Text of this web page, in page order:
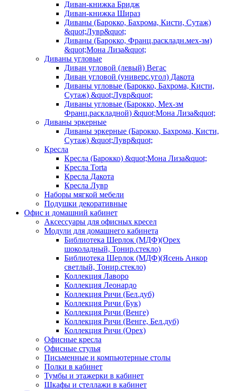
Диван-книжка Бридж
Диван-книжка Шираз
Диваны (Барокко, Бахрома, Кисти, Сутаж)
&quot;Лувр&quot;
Диваны (Барокко, Франц.раскладн.мех-зм)
&quot;Мона Лиза&quot;
Диваны угловые
Диван угловой (левый) Вегас
Диван угловой (универс.угол) Дакота
Диваны угловые (Барокко, Бахрома, Кисти,
Сутаж) &quot;Лувр&quot;
Диваны угловые (Барокко, Мех-зм
Франц.раскладной) &quot;Мона Лиза&quot;
Диваны эркерные
Диваны эркерные (Барокко, Бахрома, Кисти,
Сутаж) &quot;Лувр&quot;
Кресла
Кресла (Барокко) &quot;Мона Лиза&quot;
Кресла Torta
Кресла Дакота
Кресла Лувр
Наборы мягкой мебели
Подушки декоративные
Офис и домашний кабинет
Аксессуары для офисных кресел
Модули для домашнего кабинета
Библиотека Шерлок (МДФ)(Орех
шоколадный, Тонир.стекло)
Библиотека Шерлок (МДФ)(Ясень Анкор
светлый, Тонир.стекло)
Коллекция Лаворо
Коллекция Леонардо
Коллекция Ричи (Бел.дуб)
Коллекция Ричи (Бук)
Коллекция Ричи (Венге)
Коллекция Ричи (Венге, Бел.дуб)
Коллекция Ричи (Орех)
Офисные кресла
Офисные стулья
Письменные и компьютерные столы
Полки в кабинет
Тумбы и этажерки в кабинет
Шкафы и стеллажи в кабинет